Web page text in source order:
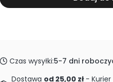
Czas wysyłki:5-7 dni
Dostawa od 25,00 zł - Kurier